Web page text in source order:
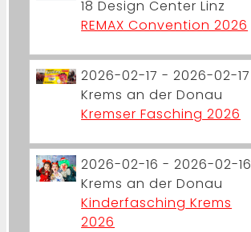
18 Design Center Linz
REMAX Convention 2026
2026-02-17 - 2026-02-17
Krems an der Donau
Kremser Fasching 2026
2026-02-16 - 2026-02-16
Krems an der Donau
Kinderfasching Krems
2026